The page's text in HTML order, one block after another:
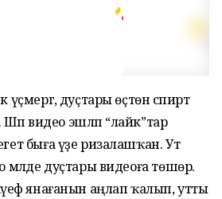
дуҫтары өҫтөнә спирт
Шәп видео эшләп “лайк”тар
быға үҙе ризалашҡан. Ут
дуҫтары видеоға төшөрә.
янағанын аңлап ҡалып, утты